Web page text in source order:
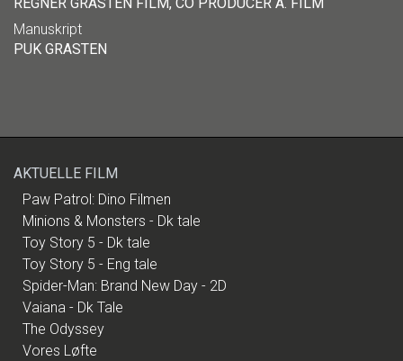
REGNER GRASTEN FILM, CO PRODUCER A. FILM
Manuskript
PUK GRASTEN
AKTUELLE FILM
Paw Patrol: Dino Filmen
Minions & Monsters - Dk tale
Toy Story 5 - Dk tale
Toy Story 5 - Eng tale
Spider-Man: Brand New Day - 2D
Vaiana - Dk Tale
The Odyssey
Vores Løfte